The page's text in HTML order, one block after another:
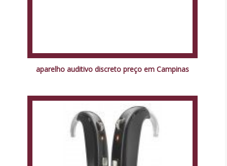
aparelho auditivo discreto preço em Campinas